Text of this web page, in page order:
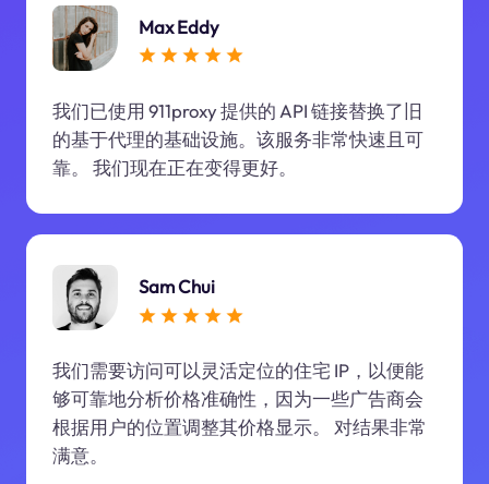
Max Eddy
我们已使用 911proxy 提供的 API 链接替换了旧
的基于代理的基础设施。该服务非常快速且可
靠。 我们现在正在变得更好。
Sam Chui
我们需要访问可以灵活定位的住宅 IP，以便能
够可靠地分析价格准确性，因为一些广告商会
根据用户的位置调整其价格显示。 对结果非常
满意。